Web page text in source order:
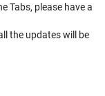
Tabs, please have a
the updates will be